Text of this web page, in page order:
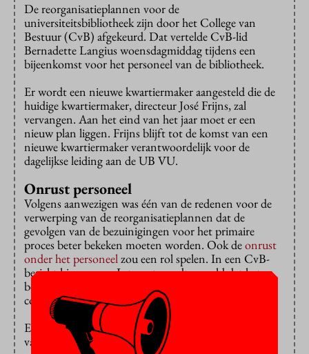
De reorganisatieplannen voor de
universiteitsbibliotheek zijn door het College van
Bestuur (CvB) afgekeurd. Dat vertelde CvB-lid
Bernadette Langius woensdagmiddag tijdens een
bijeenkomst voor het personeel van de bibliotheek.
Er wordt een nieuwe kwartiermaker aangesteld die de
huidige kwartiermaker, directeur José Frijns, zal
vervangen. Aan het eind van het jaar moet er een
nieuw plan liggen. Frijns blijft tot de komst van een
nieuwe kwartiermaker verantwoordelijk voor de
dagelijkse leiding aan de UB VU.
Onrust personeel
Volgens aanwezigen was één van de redenen voor de
verwerping van de reorganisatieplannen dat de
gevolgen van de bezuinigingen voor het primaire
proces beter bekeken moeten worden. Ook deonrust
onder het personeelzou een rol spelen. In een CvB-
bericht hierover op Intranet wordt gemeld dat het
bestuur de vele vragen en opmerkingen over het
concept reorganisatieplan zeer serieus neemt.
Eind januari kregen de medewerkers te horen dat 56
van de 168 personeelsleden van de